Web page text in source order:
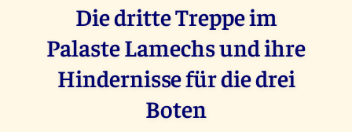
Die dritte Treppe im
Palaste Lamechs und ihre
Hindernisse für die drei
Boten